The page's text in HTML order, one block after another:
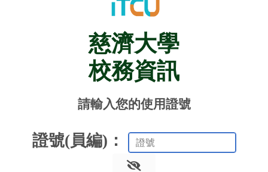
慈濟大學
校務資訊
請輸入您的使用證號
證號(員編)：